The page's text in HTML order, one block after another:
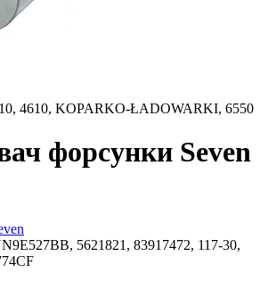
4610, KOPARKO-ŁADOWARKI, 6550
форсунки Seven
5621821, 83917472, 117-30,